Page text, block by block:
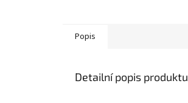
Popis
Detailní popis produktu